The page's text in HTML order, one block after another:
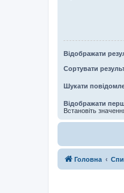
Відображати
Сортувати
Шукати
Відображати
Встановіть
Головна